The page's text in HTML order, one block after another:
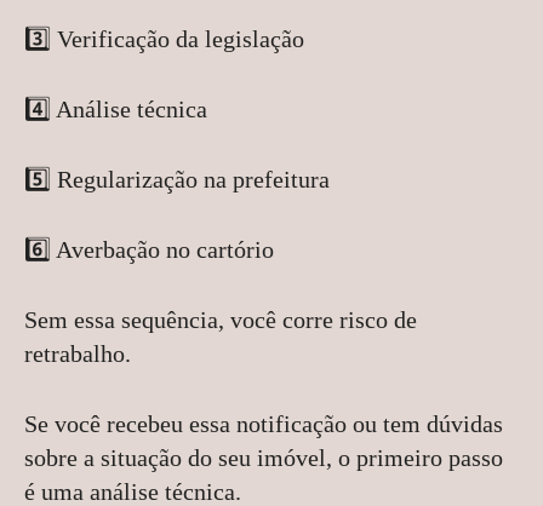
3️⃣ Verificação da legislação
4️⃣ Análise técnica
5️⃣ Regularização na prefeitura
6️⃣ Averbação no cartório
Sem essa sequência, você corre risco de
retrabalho.
Se você recebeu essa notificação ou tem dúvidas
sobre a situação do seu imóvel, o primeiro passo
é uma análise técnica.